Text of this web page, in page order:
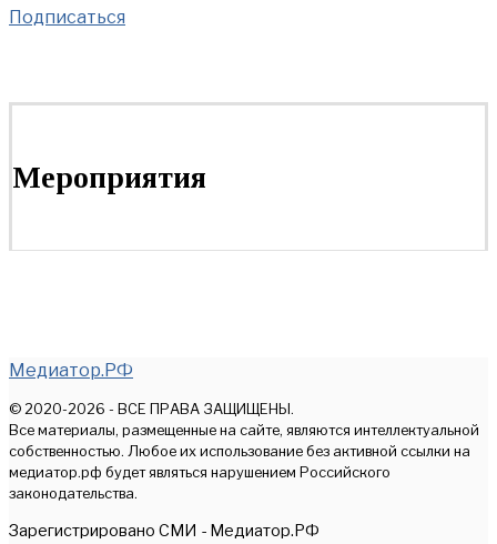
Подписаться
Мероприятия
Медиатор.РФ
© 2020-2026 - ВСЕ ПРАВА ЗАЩИЩЕНЫ.
Все материалы, размещенные на сайте, являются интеллектуальной
собственностью. Любое их использование без активной ссылки на
медиатор.рф будет являться нарушением Российского
законодательства.
Зарегистрировано СМИ - Медиатор.РФ